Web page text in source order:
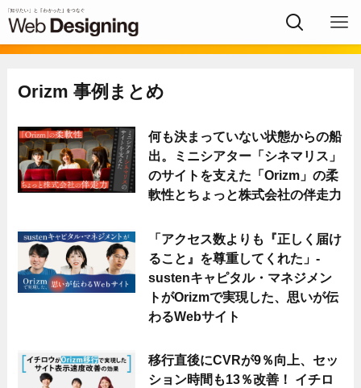
Orizm 事例まとめ
何も決まっていない状態からの船
出。ミニシアター「シネマリス」
のサイトを支えた「Orizm」の柔
軟性とちょっと株式会社の伴走力
「アクセス数よりも『正しく届け
ること』を尊重してくれた」-
sustenキャピタル・マネジメン
トがOrizmで実現した、思いが伝
わるWebサイト
移行直後にCVRが9％向上、セッ
ション時間も13％改善！ イチロ